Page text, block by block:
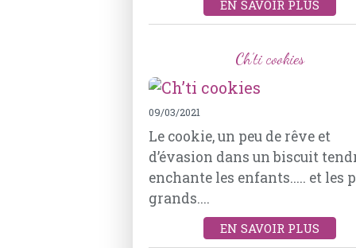
EN SAVOIR PLUS
Ch’ti cookies
09/03/2021
Le cookie, un peu de rêve et
d’évasion dans un biscuit
enchante les enfants..... et les
grands....
EN SAVOIR PLUS